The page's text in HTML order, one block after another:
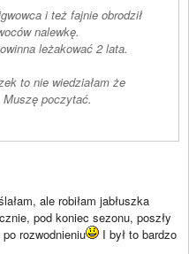
i też fajnie obrodził
nalewkę.
leżakować 2 lata.
to nie wiedziałam że
poczytać.
ale robiłam jabłuszka
pod koniec sezonu, poszły
rozwodnieniu
I był to bardzo